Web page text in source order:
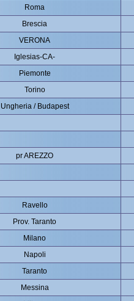
Roma
Brescia
VERONA
Iglesias-CA-
Piemonte
Torino
Ungheria / Budapest
pr AREZZO
Ravello
Prov. Taranto
Milano
Napoli
Taranto
Messina